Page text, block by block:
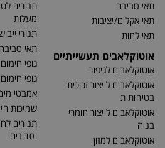
תאי סביבה
תאי אקלים/יציבות
תאי לחות
אוטוקלאבים תעשייתיים
אוטוקלאבים לגיפור
אוטוקלאבים לייצור זכוכית
בטיחותית
אוטוקלאבים לייצור חומרי
בניה
אוטוקלאבים למזון
מעלות
תנורי
תאי
גופי
גופי
אמבטי
שמיכות
תנורים
וסדינים